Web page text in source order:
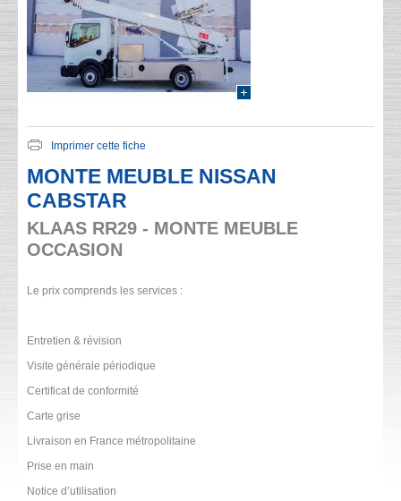
Imprimer cette fiche
MONTE MEUBLE NISSAN
CABSTAR
KLAAS RR29 - MONTE MEUBLE
OCCASION
Le prix comprends les services :
Entretien & révision
Visite générale périodique
Certificat de conformité
Carte grise
Livraison en France métropolitaine
Prise en main
Notice d’utilisation